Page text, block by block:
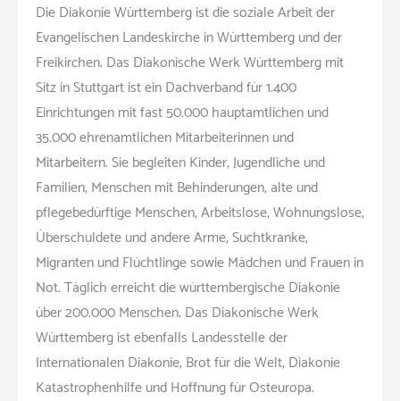
Die Diakonie Württemberg ist die soziale Arbeit der
Evangelischen Landeskirche in Württemberg und der
Freikirchen. Das Diakonische Werk Württemberg mit
Sitz in Stuttgart ist ein Dachverband für 1.400
Einrichtungen mit fast 50.000 hauptamtlichen und
35.000 ehrenamtlichen Mitarbeiterinnen und
Mitarbeitern. Sie begleiten Kinder, Jugendliche und
Familien, Menschen mit Behinderungen, alte und
pflegebedürftige Menschen, Arbeitslose, Wohnungslose,
Überschuldete und andere Arme, Suchtkranke,
Migranten und Flüchtlinge sowie Mädchen und Frauen in
Not. Täglich erreicht die württembergische Diakonie
über 200.000 Menschen. Das Diakonische Werk
Württemberg ist ebenfalls Landesstelle der
Internationalen Diakonie, Brot für die Welt, Diakonie
Katastrophenhilfe und Hoffnung für Osteuropa.